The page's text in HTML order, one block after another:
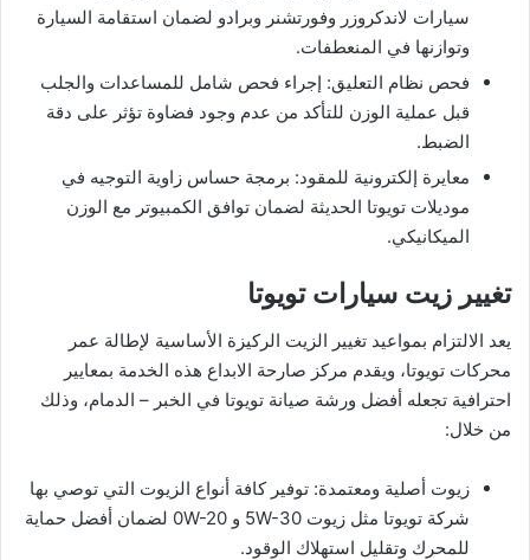
سيارات لاندكروزر وفورتشنر وبرادو لضمان استقامة السيارة
وتوازنها في المنعطفات.
فحص نظام التعليق: إجراء فحص شامل للمساعدات والجلب
قبل عملية الوزن للتأكد من عدم وجود فضاوة تؤثر على دقة
الضبط.
معايرة إلكترونية للمقود: برمجة حساس زاوية التوجيه في
موديلات تويوتا الحديثة لضمان توافق الكمبيوتر مع الوزن
الميكانيكي.
تغيير زيت سيارات تويوتا
يعد الالتزام بمواعيد تغيير الزيت الركيزة الأساسية لإطالة عمر
محركات تويوتا، ويقدم مركز صارحة الابداع هذه الخدمة بمعايير
احترافية تجعله أفضل ورشة صيانة تويوتا في الخبر – الدمام، وذلك
من خلال:
زيوت أصلية ومعتمدة: توفير كافة أنواع الزيوت التي توصي بها
شركة تويوتا مثل زيوت 5W-30 و 0W-20 لضمان أفضل حماية
للمحرك وتقليل استهلاك الوقود.